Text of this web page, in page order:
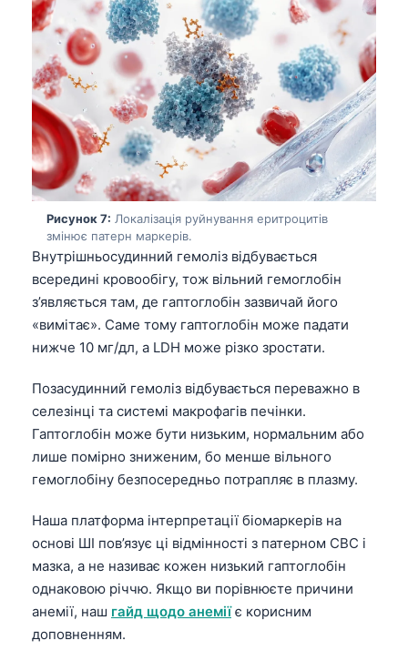
Рисунок 7: Локалізація руйнування еритроцитів
змінює патерн маркерів.
Внутрішньосудинний гемоліз відбувається
всередині кровообігу, тож вільний гемоглобін
з’являється там, де гаптоглобін зазвичай його
«вимітає». Саме тому гаптоглобін може падати
нижче 10 мг/дл, а LDH може різко зростати.
Позасудинний гемоліз відбувається переважно в
селезінці та системі макрофагів печінки.
Гаптоглобін може бути низьким, нормальним або
лише помірно зниженим, бо менше вільного
гемоглобіну безпосередньо потрапляє в плазму.
Наша платформа інтерпретації біомаркерів на
основі ШІ пов’язує ці відмінності з патерном CBC і
мазка, а не називає кожен низький гаптоглобін
однаковою річчю. Якщо ви порівнюєте причини
анемії, наш гайд щодо анеміїє корисним
доповненням.
日本語
Čeština
ქართული
Русский
Lietuvių kalba
Polski
한국어
Slovenščina
Magyar
বাংলা
اردو
मराठी
తెలుగు
தமிழ்
ગુજરાતી
ಕನ್ನಡ
മലയാളം
Bahasa Melayu
Tiếng Việt
Tagalog
ไทย